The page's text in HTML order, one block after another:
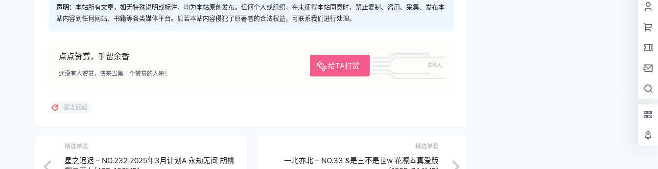
声明： 本站所有文章，如无特殊说明或标注，均为本站原创发布。任何个人或组织，在未征得本站同意时，禁止复制、盗用、采集、发布本
站内容到任何网站、书籍等各类媒体平台。如若本站内容侵犯了原著者的合法权益，可联系我们进行处理。
点点赞赏，手留余香
给TA打赏 共0人
还没有人赞赏，快来当第一个赞赏的人吧！
星之迟迟
精选单套
星之迟迟 – NO.232 2025年3月计划A 永劫无间 胡桃
精选单套
一北亦北 – NO.33 &是三不是世w 花凛本真爱版